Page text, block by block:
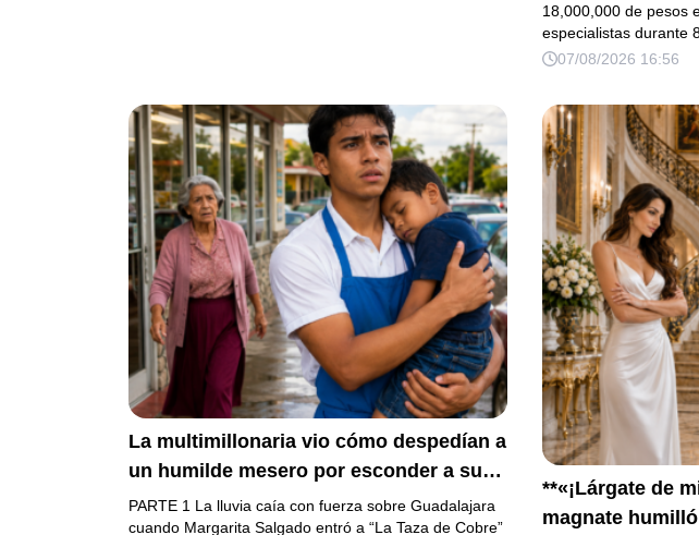
quiso escuchar.
18,000,000 de pesos
especialistas durante
07/08/2026 16:56
La multimillonaria vio cómo despedían a
un humilde mesero por esconder a su
hermanito enfermo… pero el verdadero
escándalo estaba a punto de estallar.
PARTE 1 La lluvia caía con fuerza sobre Guadalajara
cuando Margarita Salgado entró a “La Taza de Cobre”
**«¡Lárgate de
magnate